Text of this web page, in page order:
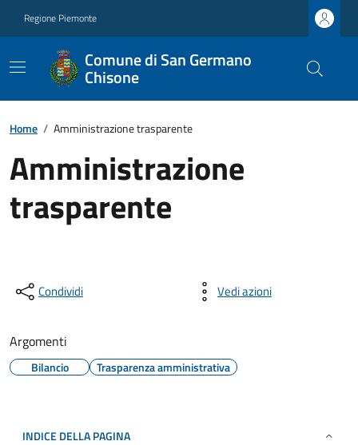
Regione Piemonte
Comune di San Germano
Chisone
Home / Amministrazione trasparente
Amministrazione
trasparente
Condividi Vedi azioni
Argomenti
Bilancio Trasparenza amministrativa
INDICE DELLA PAGINA